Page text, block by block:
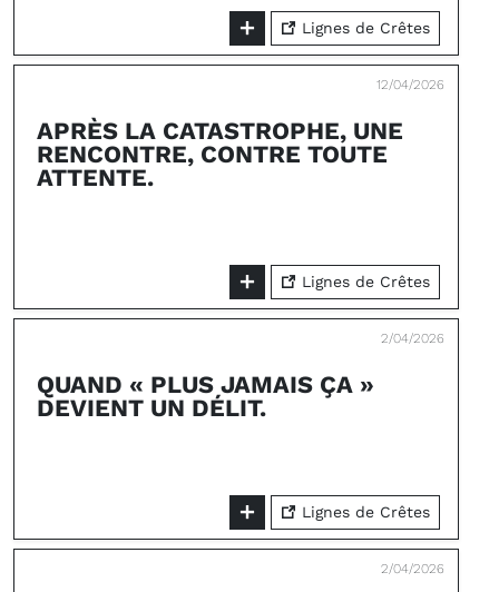
Lignes de Crêtes
12/04/2026
APRÈS LA CATASTROPHE, UNE
RENCONTRE, CONTRE TOUTE
ATTENTE.
Lignes de Crêtes
2/04/2026
QUAND « PLUS JAMAIS ÇA »
DEVIENT UN DÉLIT.
Lignes de Crêtes
2/04/2026